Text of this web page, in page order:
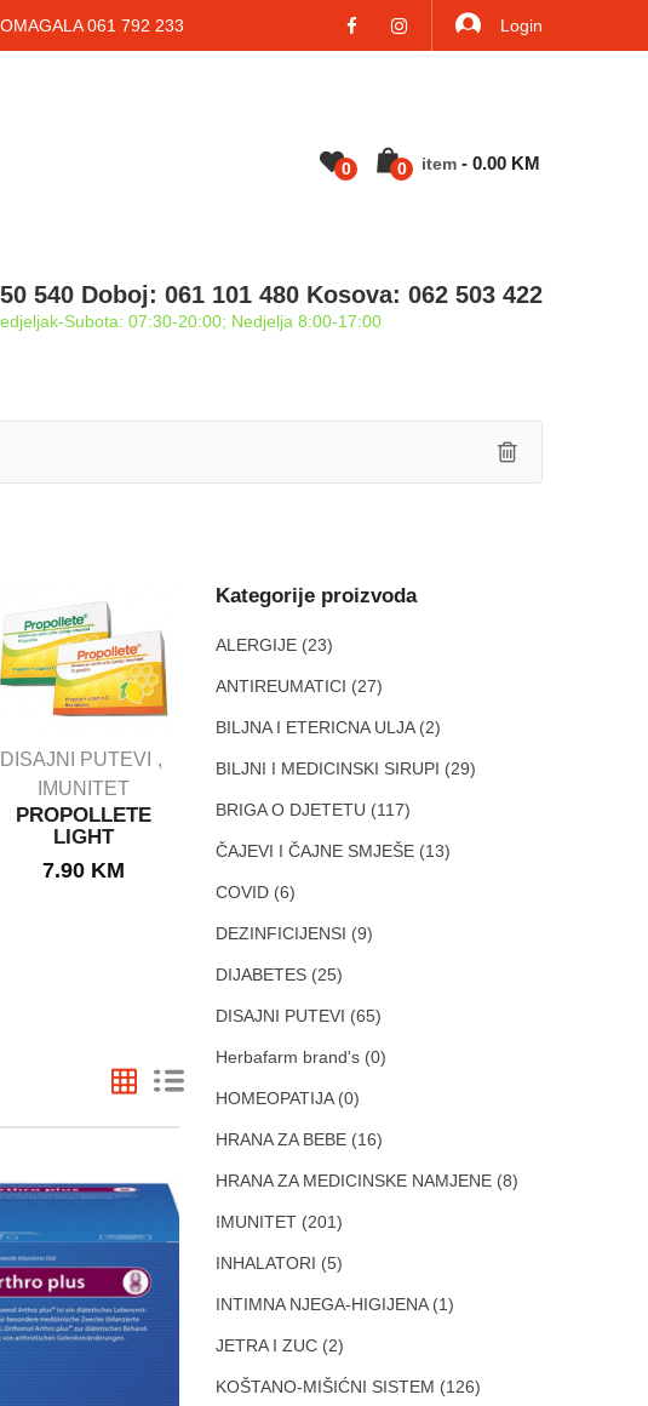
061 792 233 Login
0 0 Item - 0.00 KM
540 Doboj: 061 101 480 Kosova: 062 503 422
Subota: 07:30-20:00; Nedjelja 8:00-17:00
DISAJNI PUTEVI
IMUNITET
PROPOLLETE
LIGHT
7.90 KM
DEZINFICIJENSI
granule
OPĆU
300g
8.30 KM
Kategorije proizvoda
ALERGIJE (23)
ANTIREUMATICI (27)
BILJNA I ETERICNA ULJA (2)
BILJNI I MEDICINSKI SIRUPI (29)
BRIGA O DJETETU (117)
ČAJEVI I ČAJNE SMJEŠE (13)
COVID (6)
DEZINFICIJENSI (9)
DIJABETES (25)
DISAJNI PUTEVI (65)
Herbafarm brand's (0)
HOMEOPATIJA (0)
HRANA ZA BEBE (16)
HRANA ZA MEDICINSKE NAMJENE (8)
IMUNITET (201)
INHALATORI (5)
INTIMNA NJEGA-HIGIJENA (1)
JETRA I ZUC (2)
KOŠTANO-MIŠIĆNI SISTEM (126)